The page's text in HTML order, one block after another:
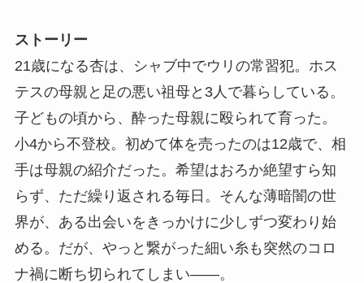
ストーリー
21歳になる杏は、シャブ中でウリの常習犯。ホス
テスの母親と足の悪い祖母と3人で暮らしている。
子どもの頃から、酔った母親に殴られて育った。
小4から不登校。初めて体を売ったのは12歳で、相
手は母親の紹介だった。希望はおろか絶望すら知
らず、ただ繰り返される毎日。そんな薄暗闇の世
界が、ある出会いをきっかけに少しずつ変わり始
める。だが、やっと繋がった細い糸も突然のコロ
ナ禍に断ち切られてしまい――。